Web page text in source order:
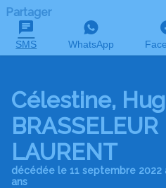
Partager
SMS WhatsApp
Célestine,
BRASSELEUR
LAURENT
décédée le 11 septembre 2022
ans